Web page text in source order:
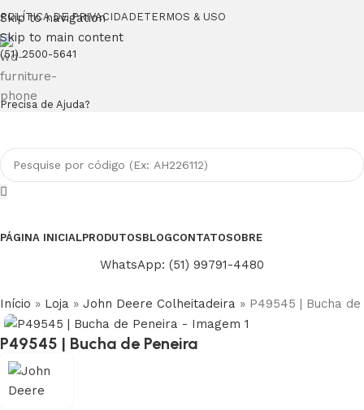
Skip to navigation
Skip to main content
POLÍTICA DE PRIVACIDADETERMOS & USO
(51) 2500-5641
Precisa de Ajuda?
PÁGINA INICIALPRODUTOSBLOGCONTATOSOBRE
WhatsApp: (51) 99791-4480
Início » Loja » John Deere Colheitadeira » P49545 | Bucha
P49545 | Bucha de Peneira